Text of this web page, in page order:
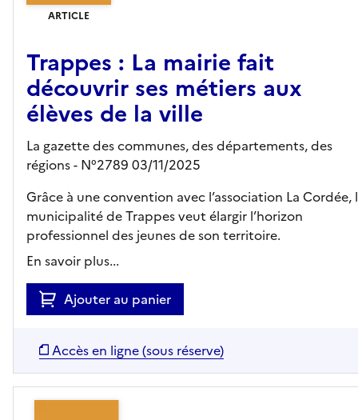
ARTICLE
Trappes : La mairie fait
découvrir ses métiers aux
élèves de la ville
La gazette des communes, des départements, des
régions - N°2789 03/11/2025
Grâce à une convention avec l’association La Cordée,
municipalité de Trappes veut élargir l’horizon
professionnel des jeunes de son territoire.
En savoir plus...
Ajouter au panier
Accès en ligne (sous réserve)